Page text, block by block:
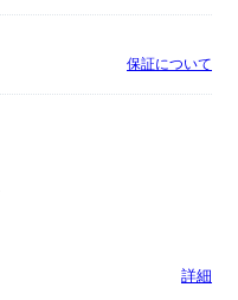
保証について
詳細